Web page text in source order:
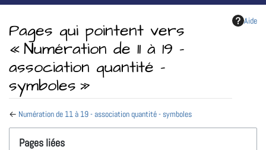
Aide
Pages qui pointent vers
« Numération de 11 à 19 -
association quantité -
symboles »
← Numération de 11 à 19 - association quantité - symboles
Aller à :navigation,rechercher
Pages liées